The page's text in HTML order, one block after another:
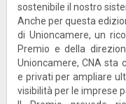
sostenibile il nostro
Anche per questa
di Unioncamere, un
Premio e della
Unioncamere, CNA sta
e privati per ampliare
visibilità per le imprese